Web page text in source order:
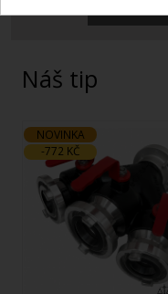
Náš tip
NOVINKA
-772 KČ